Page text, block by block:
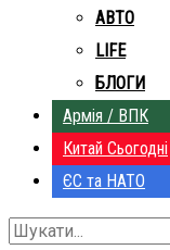
АВТО
LIFE
БЛОГИ
Армія / ВПК
Китай Сьогодні
ЄС та НАТО